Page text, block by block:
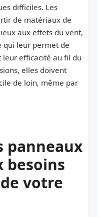
difficiles. Les
de matériaux de
aux effets du vent,
qui leur permet de
efficacité au fil du
elles doivent
de loin, même par
panneaux
besoins
votre